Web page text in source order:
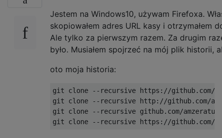
Jestem na Windows10, używam Firefoxa.
skopiowałem adres URL kasy i otrzymałem
Ale tylko za pierwszym razem. Za drugim
było. Musiałem spojrzeć na mój plik historii,
oto moja historia:
git clone --recursive https://github.com/
git clone --recursive http://github.com/
git clone --recursive github.com/